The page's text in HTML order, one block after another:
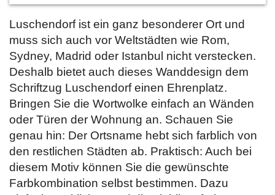
Luschendorf ist ein ganz besonderer Ort und
muss sich auch vor Weltstädten wie Rom,
Sydney, Madrid oder Istanbul nicht verstecken.
Deshalb bietet auch dieses Wanddesign dem
Schriftzug Luschendorf einen Ehrenplatz.
Bringen Sie die Wortwolke einfach an Wänden
oder Türen der Wohnung an. Schauen Sie
genau hin: Der Ortsname hebt sich farblich von
den restlichen Städten ab. Praktisch: Auch bei
diesem Motiv können Sie die gewünschte
Farbkombination selbst bestimmen. Dazu